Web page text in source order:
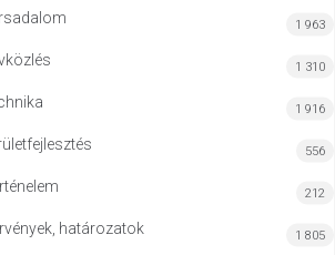
1 963
1 310
1 916
556
212
határozatok 1 805